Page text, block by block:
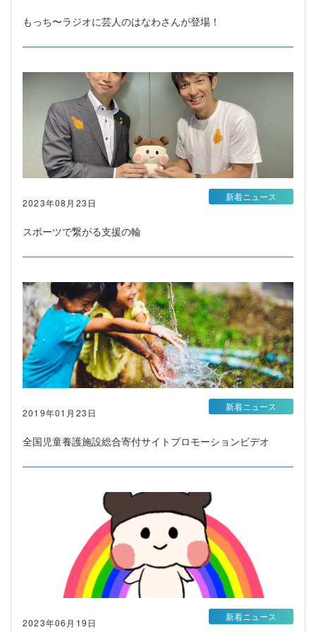
もっち〜ラジオに芸人のはなわさんが登場！
2023年08月23日
スポーツで繋がる支援の輪
新着ニュース
2019年01月23日
全国児童養護施設総合寄付サイトプロモーションビデオ
新着ニュース
2023年06月19日
新着ニュース